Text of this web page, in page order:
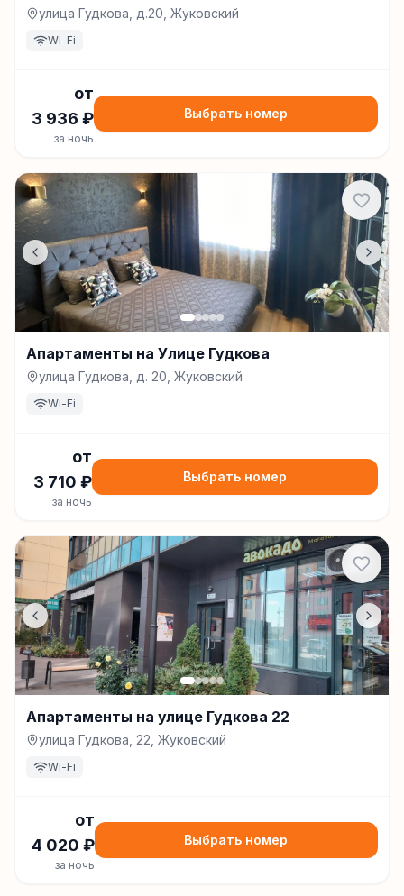
улица Гудкова, д.20, Жуковский
Wi-Fi
от
3 936 ₽
за ночь
Выбрать номер
Апартаменты на Улице Гудкова
улица Гудкова, д. 20, Жуковский
Wi-Fi
от
3 710 ₽
за ночь
Выбрать номер
Апартаменты на улице Гудкова 22
улица Гудкова, 22, Жуковский
Wi-Fi
от
4 020 ₽
за ночь
Выбрать номер